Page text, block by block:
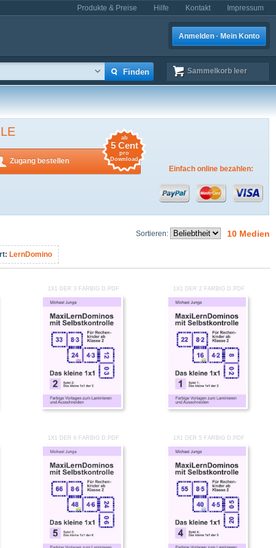
Produkte & Preise Hilfe Kontakt Impressum
Anmelden · Mein Konto
Sammelkorb leer
Zugang bestellen
ab
5 Cent
pro
Download
Einfach online bezahlen:
Sortieren: 10 Medien
LernDomino
1X1 DER 3 FARBIG D.PDF 1X1 DER 2 FARBIG D.PDF
1X1 DER 6 FARBIG D.PDF 1X1 DER 5 FARBIG D.PDF